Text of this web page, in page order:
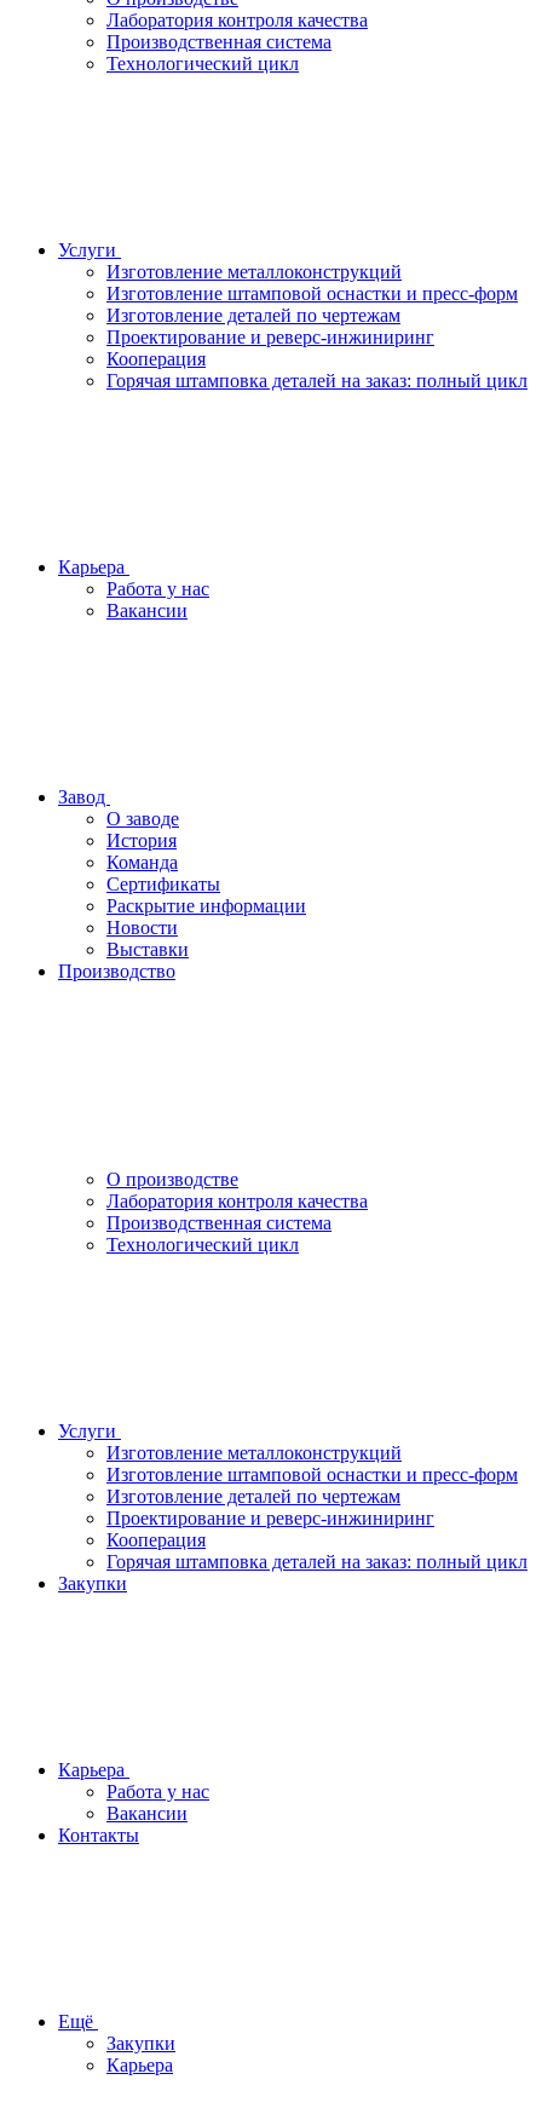
Лаборатория контроля качества
Производственная система
Технологический цикл
Услуги
Изготовление металлоконструкций
Изготовление штамповой оснастки и пресс-форм
Изготовление деталей по чертежам
Проектирование и реверс-инжиниринг
Кооперация
Горячая штамповка деталей на заказ: полный цикл
Карьера
Работа у нас
Вакансии
Завод
О заводе
История
Команда
Сертификаты
Раскрытие информации
Новости
Выставки
Производство
О производстве
Лаборатория контроля качества
Производственная система
Технологический цикл
Услуги
Изготовление металлоконструкций
Изготовление штамповой оснастки и пресс-форм
Изготовление деталей по чертежам
Проектирование и реверс-инжиниринг
Кооперация
Горячая штамповка деталей на заказ: полный цикл
Закупки
Карьера
Работа у нас
Вакансии
Контакты
Ещё
Закупки
Карьера